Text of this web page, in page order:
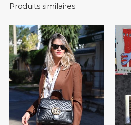
Produits similaires